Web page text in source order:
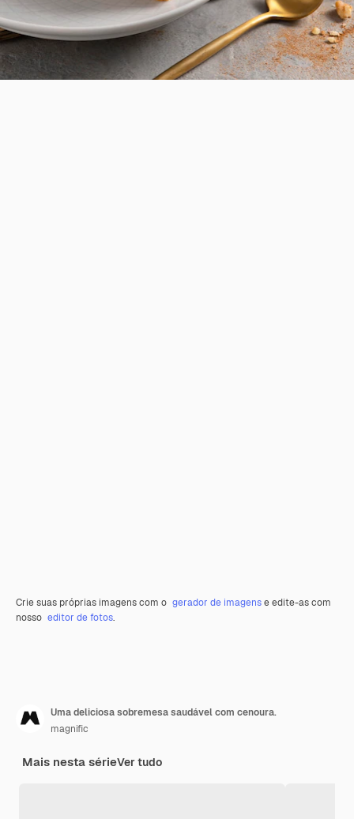
Crie suas próprias imagens com o gerador de imagense edite-as com
nosso editor de fotos.
Uma deliciosa sobremesa saudável com cenoura.
magnific
Mais nesta sérieVer tudo